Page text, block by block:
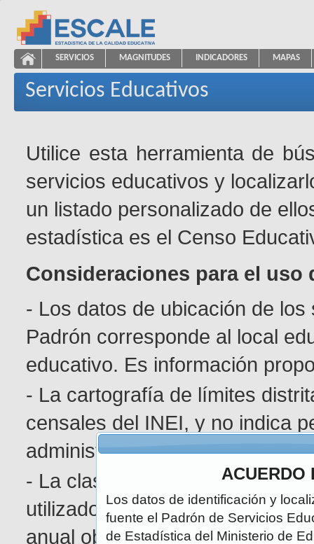
ESCALE - Unidad de Estadística Educativa
Servicios Educativos
NAVEGACIÓN
SERVICIOS MAGNITUDES INDICADORES MAPAS
Servicios Educativos
Utilice esta herramienta de
servicios educativos y
un listado personalizado de
estadística es el Censo
Consideraciones para el uso
- Los datos de ubicación de
Padrón corresponde al local
educativo. Es información
- La cartografía de límites
censales del INEI, y no indica
administrativa determinada.
- La clasificación de área
utilizado en el Censo de
anual obedece a la naturaleza
ACUERDO
Los datos de identificación y
fuente el Padrón de Servicios
de Estadística del Ministerio de